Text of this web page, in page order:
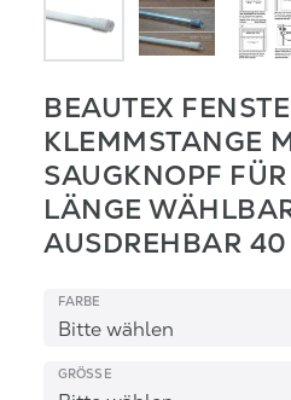
BEAUTEX
KLEMMSTANGE
SAUGKNOPF
LÄNGE
AUSDREHBAR
FARBE
GRÖSSE